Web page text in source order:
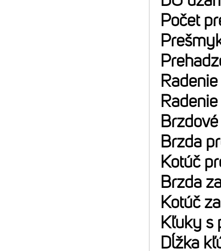
Počet
Brzda
Kotúč
Brzda
Kotúč
Kľuky s
Dĺžka